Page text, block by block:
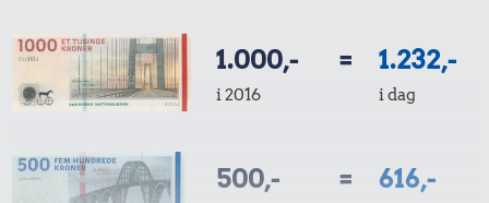
1.000,-
i 2016
= 1.232,-
i dag
500,- = 616,-